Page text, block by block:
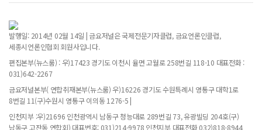
발행일: 2014년 02월 14일 | 금요저널은 국제전문기자클럽, 금요언론인클럽,
세종시언론인협회 회원사입니다.
편집본부(뉴스룸) : 우)17423 경기도 이천시 율면 고월로 258번길 118-10 대표전화 :
031)642-2267
금요저널본부( 연합취재본부(뉴스룸) 우)16226 경기도 수원특례시 영통구 대학1로
8번길 11(구)수원시 영통구 이의동 1276-5 |
인천지부 :우)21696 인천광역시 남동구 청능대로 289번길 73, 유광빌딩 204호(구)
남동구 고잔동 연합회) 대표번호: 031)214-9978 인천지부 대표전화 032)818-8944